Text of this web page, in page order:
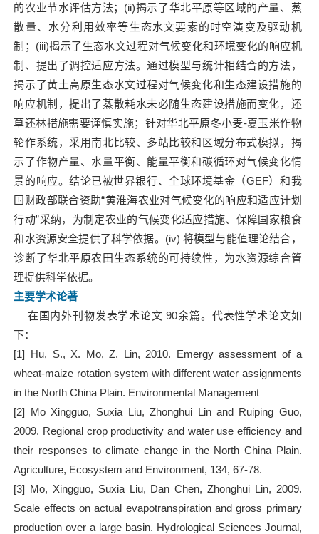
的农业节水评估方法；(ii)揭示了华北平原等区域的产量、蒸
散量、水分利用效率等生态水文要素的时空演变及驱动机
制；(iii)揭示了生态水文过程对气候变化和环境变化的响应机
制、提出了调控适应方法。通过模型与统计相结合的方法，
揭示了黄土高原生态水文过程对气候变化和生态建设措施的
响应机制，提出了蒸散耗水未必随生态建设措施而变化，还
草还林措施需要谨慎实施；针对华北平原冬小麦-夏玉米作物
轮作系统，采用南北比较、多站比较和区域分布式模拟，揭
示了作物产量、水量平衡、能量平衡和碳循环对气候变化情
景的响应。结论已被世界银行、全球环境基金（GEF）和我
国财政部联合资助“黄淮海农业对气候变化的响应和适应计划
行动”采纳，为制定农业的气候变化适应措施、保障国家粮食
和水资源安全提供了科学依据。(iv) 将模型与能值理论结合，
诊断了华北平原农田生态系统的可持续性，为水资源综合管
理提供科学依据。
主要学术论著
在国内外刊物发表学术论文 90余篇。代表性学术论文如
下：
[1] Hu, S., X. Mo, Z. Lin, 2010. Emergy assessment of a
wheat-maize rotation system with different water assignments
in the North China Plain. Environmental Management
[2] Mo Xingguo, Suxia Liu, Zhonghui Lin and Ruiping Guo,
2009. Regional crop productivity and water use efficiency and
their responses to climate change in the North China Plain.
Agriculture, Ecosystem and Environment, 134, 67-78.
[3] Mo, Xingguo, Suxia Liu, Dan Chen, Zhonghui Lin, 2009.
Scale effects on actual evapotranspiration and gross primary
production over a large basin. Hydrological Sciences Journal,